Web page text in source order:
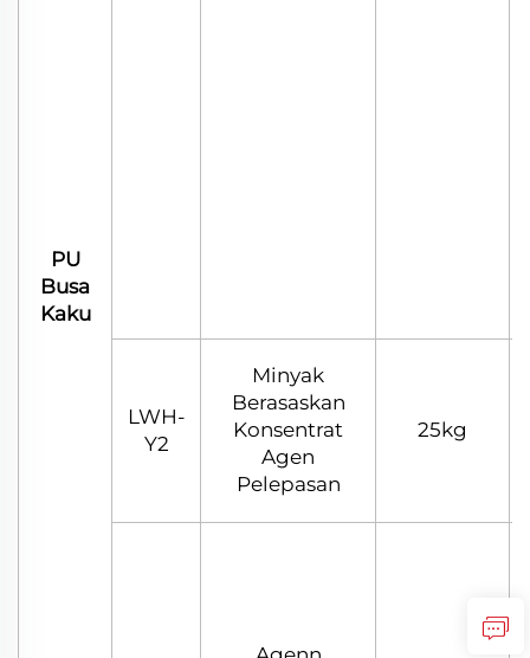
PU
Busa
Kaku
LWH-
Y2
Minyak
Berasaskan
Konsentrat
Agen
Pelepasan
25kg